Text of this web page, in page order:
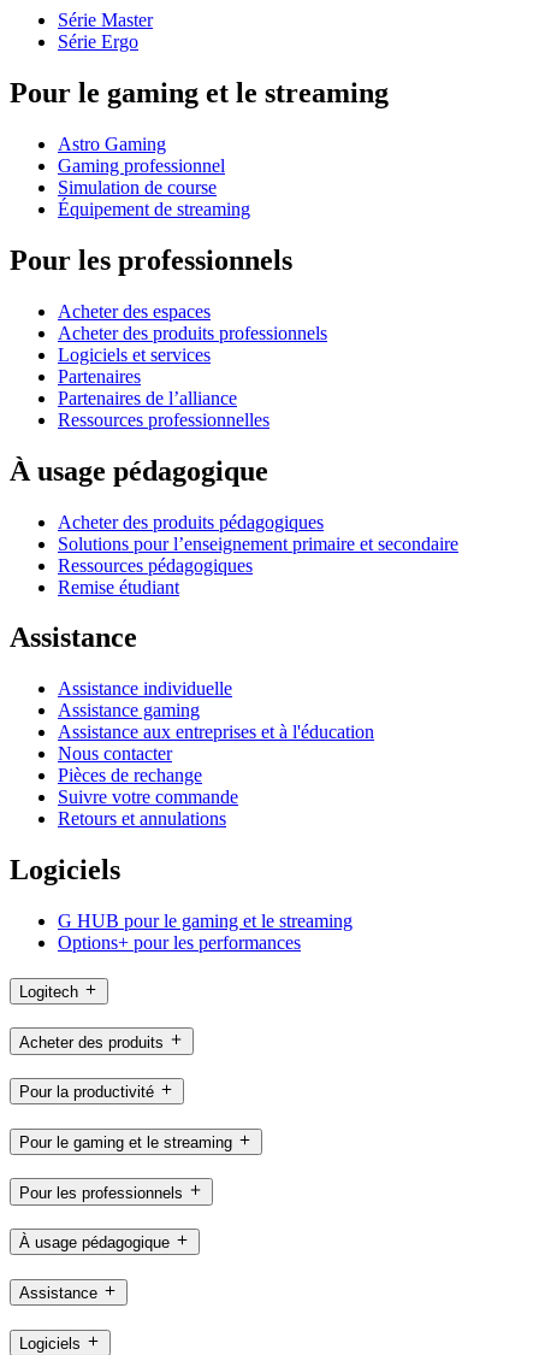
Série Master
Série Ergo
Pour le gaming et le streaming
Astro Gaming
Gaming professionnel
Simulation de course
Équipement de streaming
Pour les professionnels
Acheter des espaces
Acheter des produits professionnels
Logiciels et services
Partenaires
Partenaires de l’alliance
Ressources professionnelles
À usage pédagogique
Acheter des produits pédagogiques
Solutions pour l’enseignement primaire et secondaire
Ressources pédagogiques
Remise étudiant
Assistance
Assistance individuelle
Assistance gaming
Assistance aux entreprises et à l'éducation
Nous contacter
Pièces de rechange
Suivre votre commande
Retours et annulations
Logiciels
G HUB pour le gaming et le streaming
Options+ pour les performances
Logitech
Acheter des produits
Pour la productivité
Pour le gaming et le streaming
Pour les professionnels
À usage pédagogique
Assistance
Logiciels